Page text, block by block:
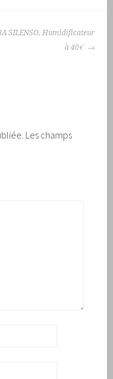
SILENSO, Humidificateur
à 40€
Les champs